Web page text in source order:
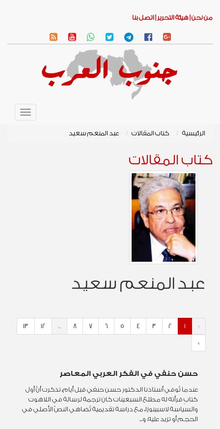
من نحن | هيئة التحرير | اتصل بنا
Toggle
الرئيسية
كتاب المقالات عبد المنعم سعيد
كتاب المقالات
عبد المنعم سعيد
«
1
2
3
4
5
6
7
8
...
12
13
»
حسن حنفي في الفكر العربي المعاصر
عندما تُوفي أستاذنا الدكتور حسن حنفي قبل أيام، تذكرت أنّ أول
كتابٍ قرأته له مطلع السبعينات كان ترجمة لرسالة في اللاهوت
والسياسة لاسبينوزا، مع دراسة تقديمية تُضاهي النصّ الأصلي في
الحجم أو تزيد عليه. و...